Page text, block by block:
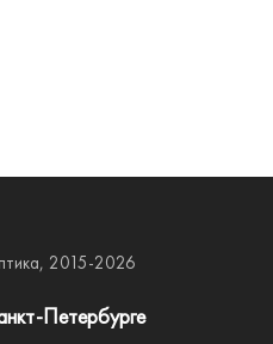
2015-2026
Петербурге